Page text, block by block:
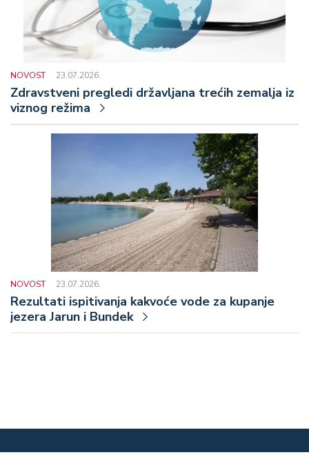
NOVOST 23.07.2026.
Zdravstveni pregledi državljana trećih zemalja iz
viznog režima
NOVOST 23.07.2026.
Rezultati ispitivanja kakvoće vode za kupanje
jezera Jarun i Bundek